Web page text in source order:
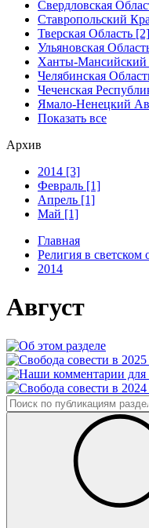
Свердловская
Ставропольский
Тверская Область [2]
Ульяновская
Ханты-
Челябинская
Чеченская
Ямало-Ненецкий
Показать все
Архив
2014 [3]
Февраль [1]
Апрель [1]
Май [1]
Главная
Религия в светском
2014
Август